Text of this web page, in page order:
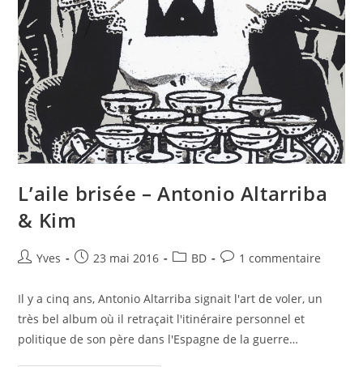
L’aile brisée – Antonio Altarriba
& Kim
Yves 23 mai 2016 BD 1 commentaire
Il y a cinq ans, Antonio Altarriba signait l'art de voler, un
très bel album où il retraçait l'itinéraire personnel et
politique de son père dans l'Espagne de la guerre…